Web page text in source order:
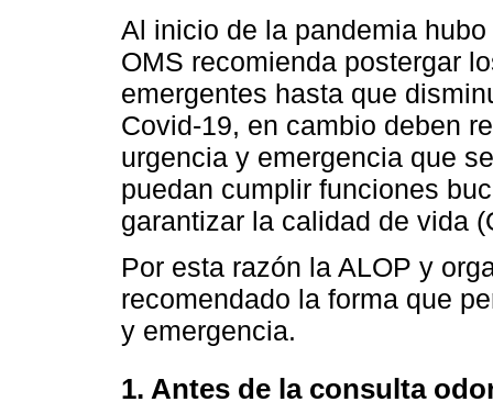
Al inicio de la pandemia
OMS recomienda postergar
emergentes hasta que
Covid-19, en cambio deben
urgencia y emergencia que
puedan cumplir funciones
garantizar la calidad de vida
Por esta razón la ALOP y
recomendado la forma que
y emergencia.
1. Antes de la consulta